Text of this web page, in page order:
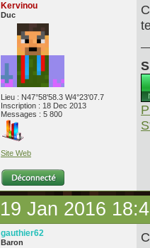
Kervinou
Duc
Lieu : N47°58'58.3 W4°23'07.7
Inscription : 18 Dec 2013
Messages : 5 800
Site Web
19 Jan 2016
gauthier62
Baron